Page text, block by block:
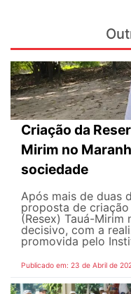
Criação da
Mirim no
sociedade
Após mais de duas
proposta de
(Resex) Tauá-Mirim
decisivo, com a
promovida pelo
Publicado em: 23 de Abril de